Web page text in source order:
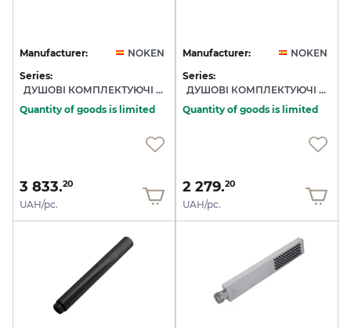
Manufacturer:
NOKEN
Series:
ДУШОВІ КОМПЛЕКТУЮЧІ NOKEN
Quantity of goods is limited
3 833.20
UAH/pc.
Manufacturer:
NOKEN
Series:
ДУШОВІ КОМПЛЕКТУЮЧІ NOKEN
Quantity of goods is limited
2 279.20
UAH/pc.